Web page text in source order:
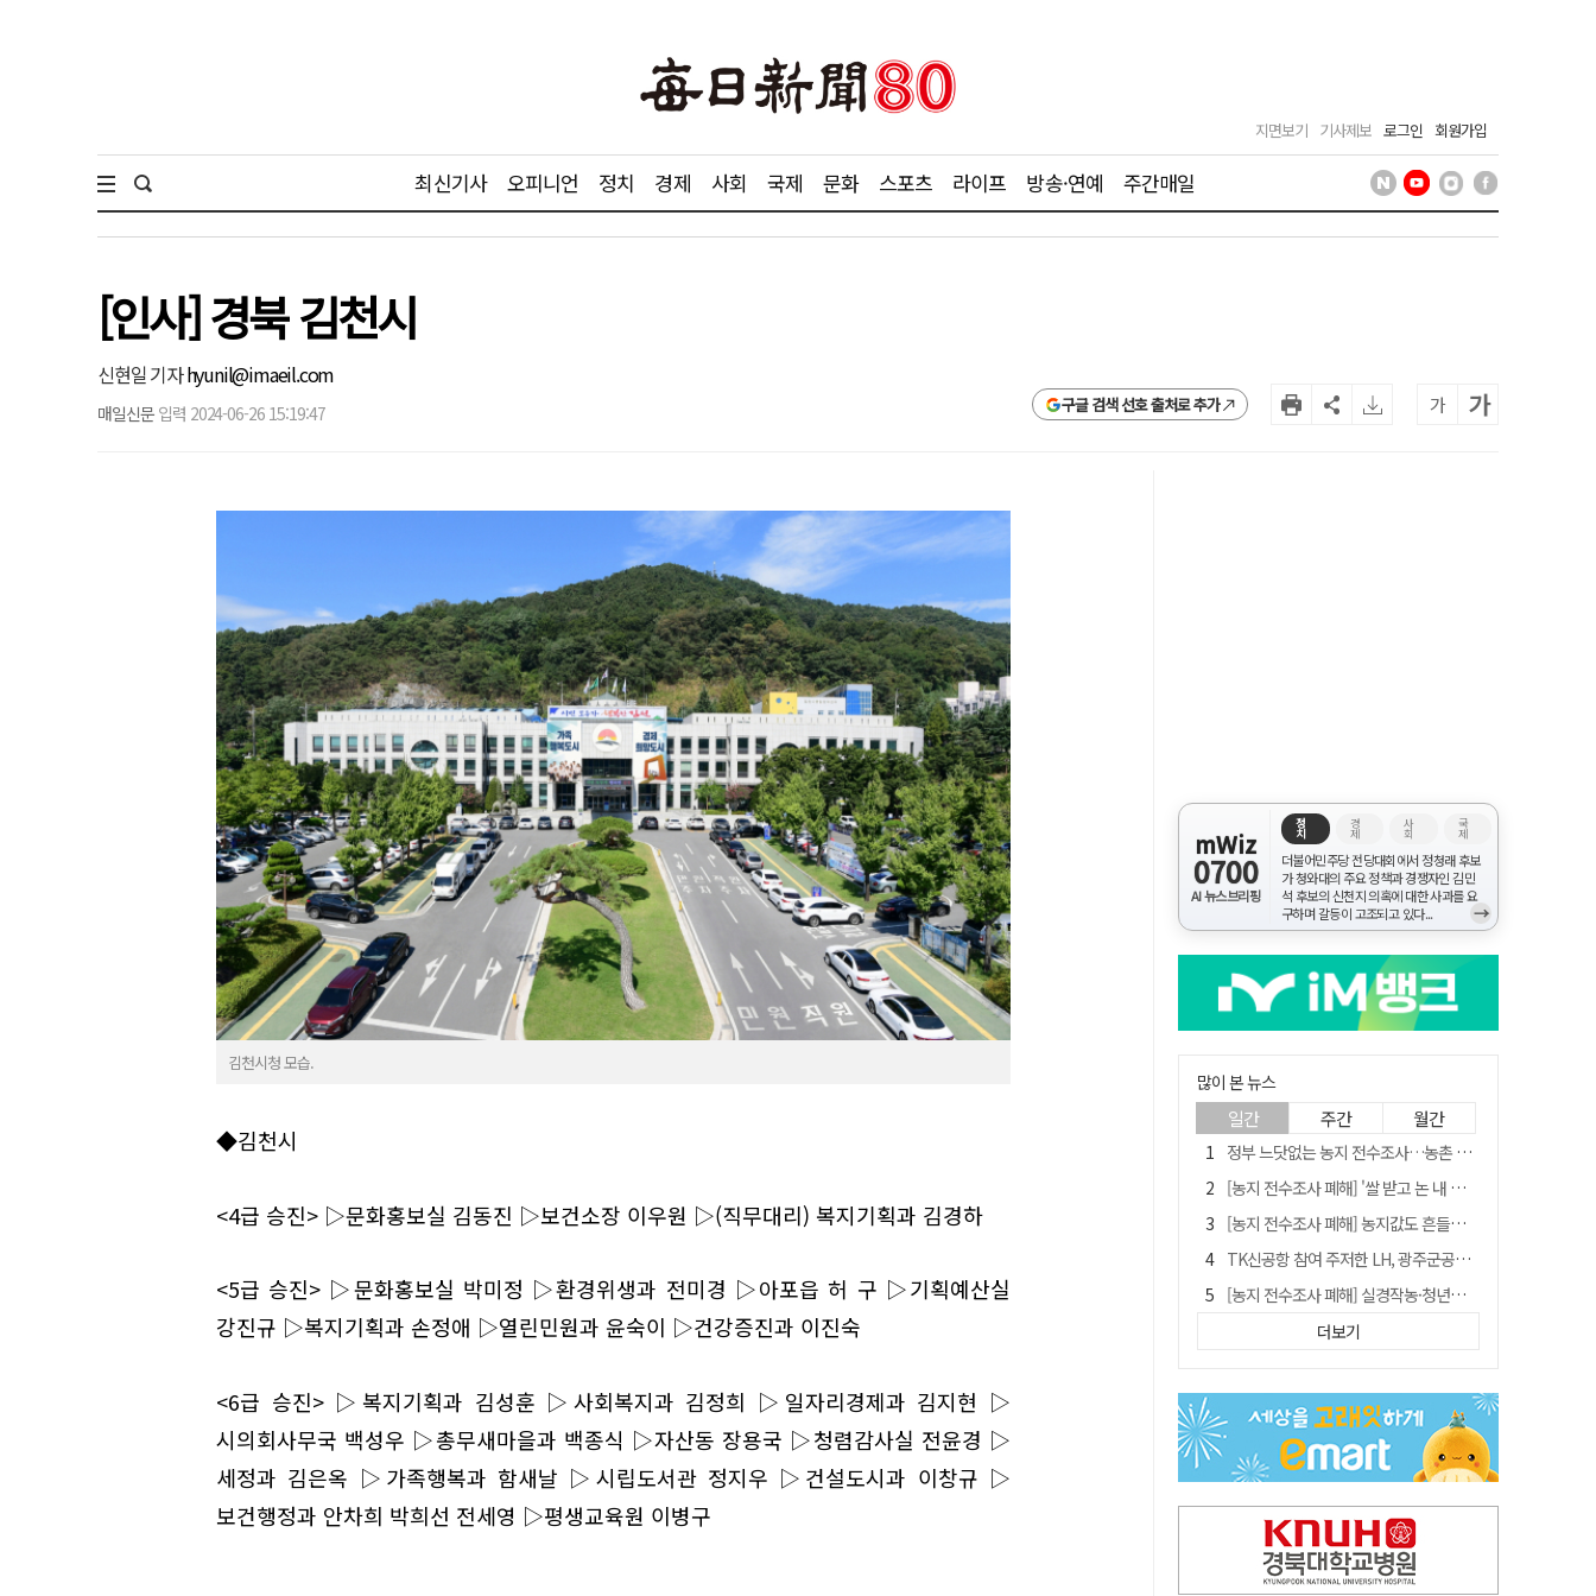
지면보기 기사제보 로그인 회원가입
최신기사 오피니언 정치 경제 사회 국제 문화 스포츠 라이프 방송·연예 주간매일
[인사] 경북 김천시
신현일 기자hyunil@imaeil.com
매일신문 입력 2024-06-26 15:19:47 구글 검색 선호 출처로 추가 가 가
김천시청 모습.
◆김천시
<4급 승진> ▷문화홍보실 김동진 ▷보건소장 이우원 ▷(직무대리) 복지기획과 김경하
<5급 승진> ▷문화홍보실 박미정 ▷환경위생과 전미경 ▷아포읍 허 구 ▷기획예산실
강진규 ▷복지기획과 손정애 ▷열린민원과 윤숙이 ▷건강증진과 이진숙
<6급 승진> ▷복지기획과 김성훈 ▷사회복지과 김정희 ▷일자리경제과 김지현 ▷
시의회사무국 백성우 ▷총무새마을과 백종식 ▷자산동 장용국 ▷청렴감사실 전윤경 ▷
세정과 김은옥 ▷가족행복과 함새날 ▷시립도서관 정지우 ▷건설도시과 이창규 ▷
보건행정과 안차희 박희선 전세영 ▷평생교육원 이병구
mWiz
0700
AI 뉴스브리핑
정
치
경
제
사
회
국
제
더불어민주당 전당대회에서 정청래 후보
가 청와대의 주요 정책과 경쟁자인 김민
석 후보의 신천지 의혹에 대한 사과를 요
구하며 갈등이 고조되고 있다...
→
많이 본 뉴스
일간 주간 월간
정부 느닷없는 농지 전수조사…농촌 들쑤시는 '경자유전'의 칼날
[농지 전수조사 폐해] '쌀 받고 논 내 준' 도지농 이제 어쩌나?
[농지 전수조사 폐해] 농지값도 흔들리나…"도지 막히면 헐값 매물 나올 수도"
TK신공항 참여 주저한 LH, 광주군공항 사업에는 앞장
[농지 전수조사 폐해] 실경작농·청년농 부담도 커진다
[단독] 김영수 "국방부 청문준비단, 안규백 탈영 알고있었다"
청도군정 '두 시어머니'가 되어서는 안된다
홈플러스 다시 문 연다… 대구경북 매장도 재개장 준비 돌입
"상법개정해도 주주가 '봉'"…하이닉스 솔리다임 상장설에 술렁[개미와글와글]
더보기